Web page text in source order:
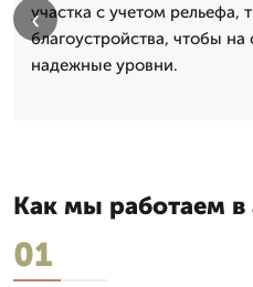
участка с учетом рельефа,
благоустройства, чтобы
надежные уровни.
‹
Как мы работаем в
01